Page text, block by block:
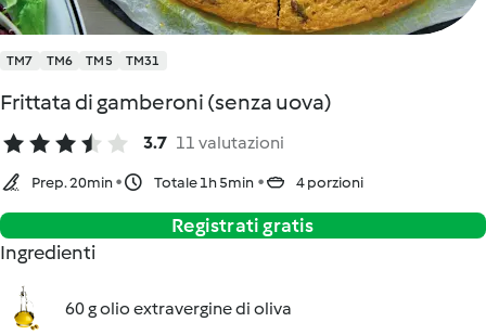
TM7 TM6 TM5 TM31
Frittata di gamberoni (senza uova)
3.7 11 valutazioni
Prep. 20min Totale 1h 5min 4 porzioni
Registrati gratis
Ingredienti
60 g olio extravergine di oliva